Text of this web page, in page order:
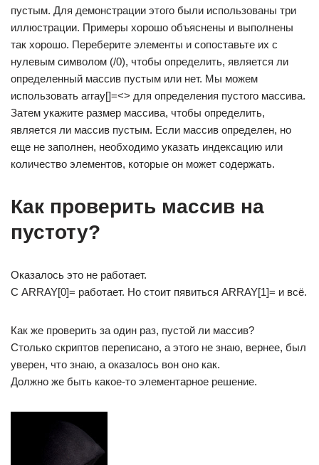
пустым. Для демонстрации этого были использованы три
иллюстрации. Примеры хорошо объяснены и выполнены
так хорошо. Переберите элементы и сопоставьте их с
нулевым символом (/0), чтобы определить, является ли
определенный массив пустым или нет. Мы можем
использовать array[]=<> для определения пустого массива.
Затем укажите размер массива, чтобы определить,
является ли массив пустым. Если массив определен, но
еще не заполнен, необходимо указать индексацию или
количество элементов, которые он может содержать.
Как проверить массив на
пустоту?
Оказалось это не работает.
С ARRAY[0]= работает. Но стоит пявиться ARRAY[1]= и всё.
Как же проверить за один раз, пустой ли массив?
Столько скриптов переписано, а этого не знаю, вернее, был
уверен, что знаю, а оказалось вон оно как.
Должно же быть какое-то элементарное решение.